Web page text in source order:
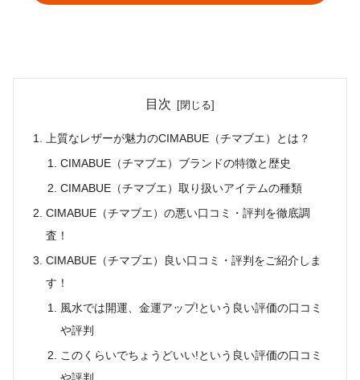
目次
上質なレザーが魅力のCIMABUE（チマブエ）とは？
CIMABUE（チマブエ）ブランドの特徴と歴史
CIMABUE（チマブエ）取り扱いアイテムの種類
CIMABUE（チマブエ）の悪い口コミ・評判を徹底調
査！
CIMABUE（チマブエ）良い口コミ・評判をご紹介しま
す！
風水では開運、金運アップ!という良い評価の口コミ
や評判
このくらいでちょうどいい!という良い評価の口コミ
や評判